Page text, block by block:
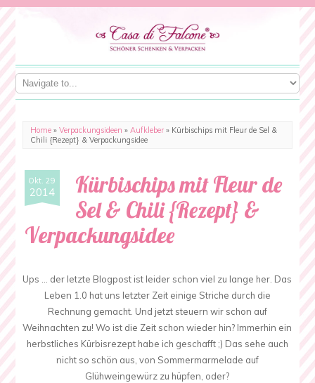
Home »Verpackungsideen »Aufkleber » Kürbischips mit Fleur de Sel &
Chili {Rezept} & Verpackungsidee
Okt. 29
2014
Kürbischips mit Fleur de
Sel & Chili {Rezept} &
Verpackungsidee
Ups … der letzte Blogpost ist leider schon viel zu lange her. Das
Leben 1.0 hat uns letzter Zeit einige Striche durch die
Rechnung gemacht. Und jetzt steuern wir schon auf
Weihnachten zu! Wo ist die Zeit schon wieder hin? Immerhin ein
herbstliches Kürbisrezept habe ich geschafft ;) Das sehe auch
nicht so schön aus, von Sommermarmelade auf
Glühweingewürz zu hüpfen, oder?